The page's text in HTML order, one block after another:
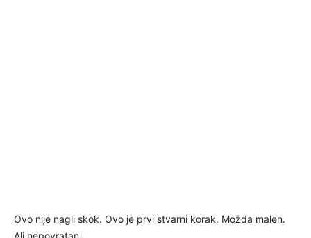
Ovo nije nagli skok. Ovo je prvi stvarni korak. Možda malen.
Ali nepovratan.